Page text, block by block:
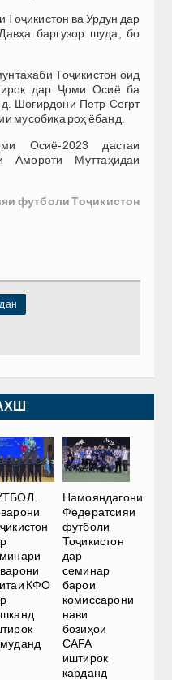
Тоҷикистон ва Урдун дар
баргузор шуда, бо
Тоҷикистон оид
дар Ҷоми Осиё ба
Шогирдони Петр Сегрт
мусобиқа роҳ ёбанд.
Осиё-2023 дастаи
Амороти Муттаҳидаи
футболи Тоҷикистон
КФО
Намояндагони
Федератсияи
футболи
Тоҷикистон
дар
семинар
барои
комиссарони
нави
бозиҳои
CAFA
иштирок
карданд